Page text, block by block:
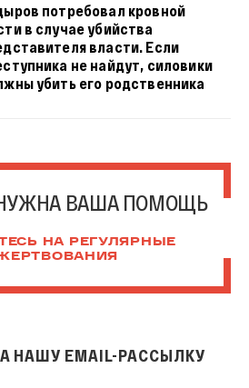
потребовал кровной
в случае убийства
власти. Если
не найдут, силовики
убить его родственника
ВАША ПОМОЩЬ
НА РЕГУЛЯРНЫЕ
НАШУ EMAIL-РАССЫЛКУ